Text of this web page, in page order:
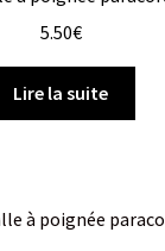
5.50€
Lire la suite